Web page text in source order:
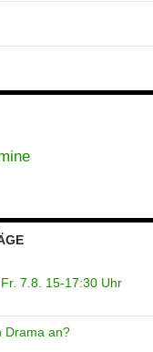
7.8. 15-17:30 Uhr
Drama an?